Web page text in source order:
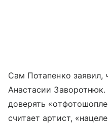
Сам Потапенко заявил,
Анастасии
доверять
считает артист,